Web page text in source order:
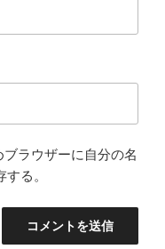
ラウザーに自分の名
る。